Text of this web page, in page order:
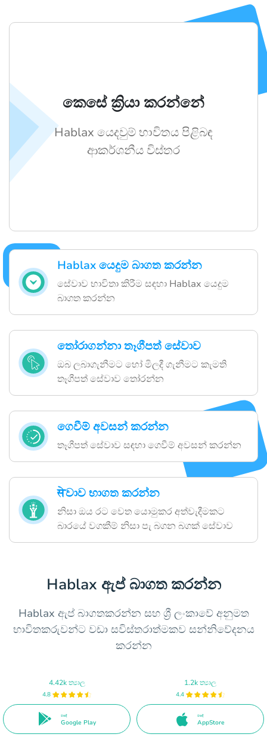
Hablax යෙදුම බාගත කරන්න
සේවාව භාවිතා කිරීම සඳහා Hablax යෙදුම
බාගත කරන්න
තෝරාගන්නා තෑගීපත් සේවාව
ඔබ ලබාගැනීමට හෝ මිලදී ගැනීමට කැමති
තෑගීපත් සේවාව තෝරන්න
ගෙවීම් අවසන් කරන්න
තෑගීපත් සේවාව සඳහා ගෙවීම් අවසන් කරන්න
सेවාව භාගත කරන්න
නිසා ඔය රට වෙත යොමුකර අත්වැදීමකට
බාරයේ වගකීම් නිසා පැ බගන බගක් සේවාව
කෙසේ ක්‍රියා කරන්නේ
Hablax යෙදවුම් භාවිතය පිළිබඳ
ආකර්ශනීය විස්තර
Hablax ඇප් බාගත කරන්න
Hablax ඇප් බාගතකරන්න සහ ශ්‍රී ලංකාවේ අනුමත
භාවිතකරුවන්ට වඩා සවිස්තරාත්මකව සන්නිවේදනය
කරන්න
4.42k ත්‍යාල
4.8
මතදී
Google Play
1.2k ත්‍යාල
4.4
මතදී
AppStore